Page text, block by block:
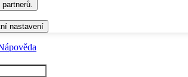
nastavení